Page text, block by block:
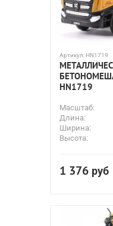
Артикул: HN1719
HN1719
Масштаб:
Длина:
Ширина:
Высота:
1 376 руб